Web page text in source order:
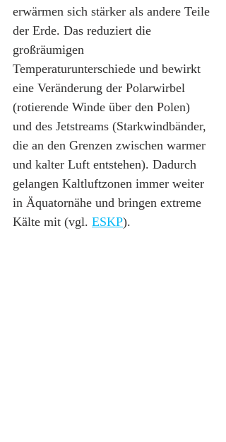
erwärmen sich stärker als andere Teile
der Erde. Das reduziert die
großräumigen
Temperaturunterschiede und bewirkt
eine Veränderung der Polarwirbel
(rotierende Winde über den Polen)
und des Jetstreams (Starkwindbänder,
die an den Grenzen zwischen warmer
und kalter Luft entstehen). Dadurch
gelangen Kaltluftzonen immer weiter
in Äquatornähe und bringen extreme
Kälte mit (vgl. ESKP).